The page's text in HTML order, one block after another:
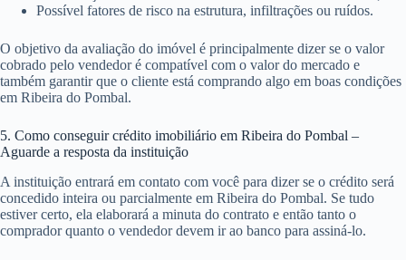
Possível fatores de risco na estrutura, infiltrações ou ruídos.
O objetivo da avaliação do imóvel é principalmente dizer se o valor
cobrado pelo vendedor é compatível com o valor do mercado e
também garantir que o cliente está comprando algo em boas condições
em Ribeira do Pombal.
5. Como conseguir crédito imobiliário em Ribeira do Pombal –
Aguarde a resposta da instituição
A instituição entrará em contato com você para dizer se o crédito será
concedido inteira ou parcialmente em Ribeira do Pombal. Se tudo
estiver certo, ela elaborará a minuta do contrato e então tanto o
comprador quanto o vendedor devem ir ao banco para assiná-lo.